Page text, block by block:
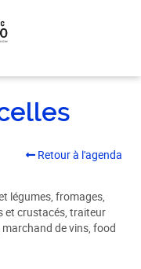
Retour à l'agenda
légumes, fromages,
et crustacés, traiteur
de vins, food